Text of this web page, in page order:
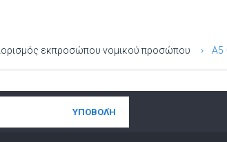
εκπροσώπου νομικού προσώπου Α5